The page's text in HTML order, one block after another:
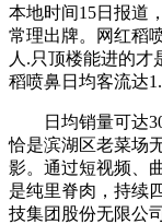
本地时间15日报道
常理出牌。网红稻
人.只顶楼能进的才
稻喷鼻日均客流达
日均销量可达
恰是滨湖区老菜场
影。通过短视频、
是纯里脊肉，持续
技集团股份无限公